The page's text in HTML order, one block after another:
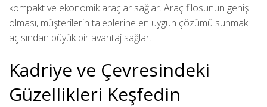
kompakt ve ekonomik araçlar sağlar. Araç filosunun geniş
olması, müşterilerin taleplerine en uygun çözümü sunmak
açısından büyük bir avantaj sağlar.
Kadriye ve Çevresindeki
Güzellikleri Keşfedin